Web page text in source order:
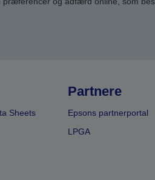
Sheets
Partnere
Epsons partnerportal
LPGA